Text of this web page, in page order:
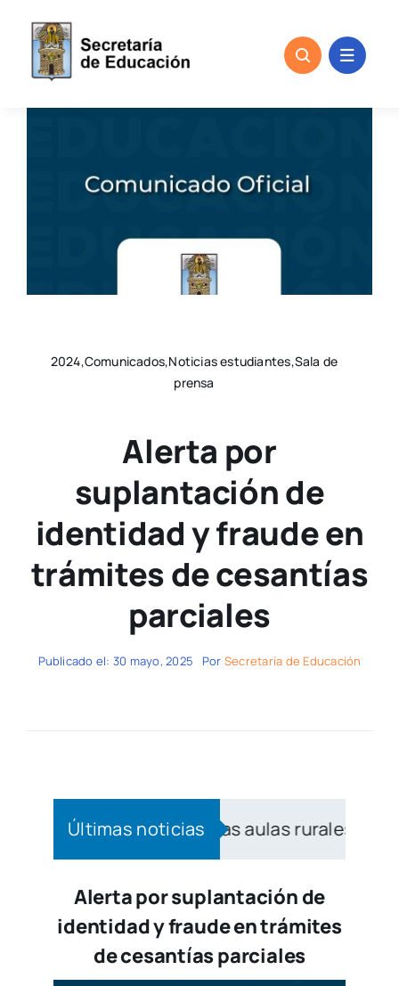
content
2024,Comunicados,Noticias estudiantes,Sala de
prensa
Alerta por
suplantación de
identidad y fraude en
trámites de cesantías
parciales
Publicado el: 30 mayo, 2025 Por Secretaría de Educación
Últimas noticias
bilingüismo a las aulas rurales de Medellín
Alerta por suplantación de
identidad y fraude en trámites
de cesantías parciales